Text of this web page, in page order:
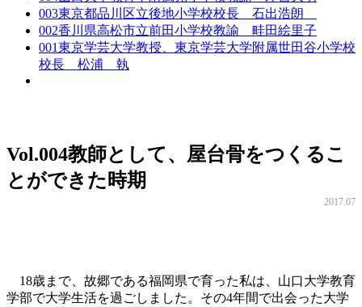
003東京都品川区立後地小学校校長 石出浩朗
002香川県高松市立前田小学校教諭 畦田絵里子
001東京学芸大学教授、東京学芸大学附属世田谷小学校
校長 松浦 執
Vol.004教師として、屋台骨をつくるこ
とができた時期
2017.07
18歳まで、故郷である福岡県で育った私は、山口大学教育
学部で大学生活を過ごしました。その4年間で出会った大学